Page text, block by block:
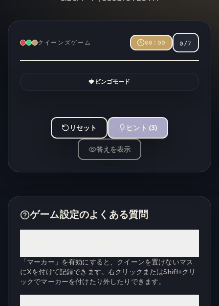
クイーンズゲーム 00:00 0/7
🍓 ビンゴモード
リセット ヒント (3)
答えを表示
ゲーム設定のよくある質問
「マーカー」を有効にすると、クイーンを置けないマス
にXを付けて記録できます。右クリックまたはShift+クリ
ックでマーカーを付けたり外したりできます。